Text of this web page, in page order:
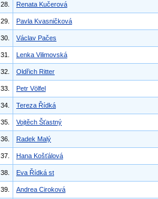
28. Renata Kučerová
29. Pavla Kvasničková
30. Václav Pačes
31. Lenka Vilimovská
32. Oldřich Ritter
33. Petr Völfel
34. Tereza Řídká
35. Vojtěch Šťastný
36. Radek Malý
37. Hana Košťálová
38. Eva Řídká st
39. Andrea Ciroková